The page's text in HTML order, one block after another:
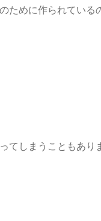
ために作られている
てしまうこともあり